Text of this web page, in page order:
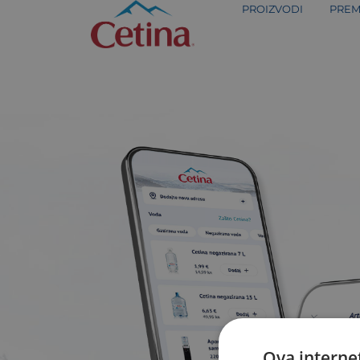
PROIZVODI
GothamRnd-